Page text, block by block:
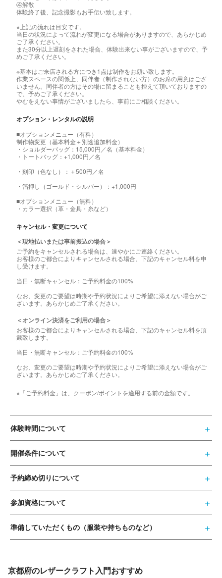
④解散
体験終了後、記念撮影もお手伝い致します。
※上記の流れは目安です。
当日の状況によって流れが変更になる場合がありますので、あらかじめ
ご了承ください。
また30分以上遅刻をされた場合、体験出来ない事がございますので、予
めご了承ください。
※基本はご来店される方につき1点は制作をお願い致します。
作業スペースの関係上、同伴者（制作されない方）のお席の用意はござ
いません。同伴者の方はその場に留まることも控えて頂いておりますの
で、予めご了承ください。
やむをえない事情がございましたら、事前にご相談ください。
オプション・レンタルの説明
■オプションメニュー（有料）
制作物変更（基本料金＋別途追加料金）
・ショルダーバッグ：15,000円／名（基本料金）
・トートバッグ：+1,000円／名
・刻印（色なし）：＋500円／名
・箔押し（ゴールド・シルバー）：+1,000円
■オプションメニュー（無料）
・カラー選択（革・金具・糸など）
キャンセル・変更について
＜現地払いまたは事前振込の場合＞
ご予約をキャンセルされる場合は、速やかにご連絡ください。
お客様のご都合によりキャンセルされる場合、下記のキャンセル料を申
し受けます。
当日・無断キャンセル：ご予約料金の100%
なお、変更のご要望は時期や予約状況によりご希望に添えない場合がご
ざいます。あらかじめご了承ください。
＜オンライン決済をご利用の場合＞
お客様のご都合によりキャンセルされる場合、下記のキャンセル料を頂
戴致します。
当日・無断キャンセル：ご予約料金の100%
なお、変更のご要望は時期や予約状況によりご希望に添えない場合がご
ざいます。あらかじめご了承ください。
※「ご予約料金」は、クーポン/ポイントを適用する前の金額です。
体験時間について
開催条件について
予約締め切りについて
参加資格について
準備していただくもの（服装や持ちものなど）
京都府のレザークラフト入門おすすめ